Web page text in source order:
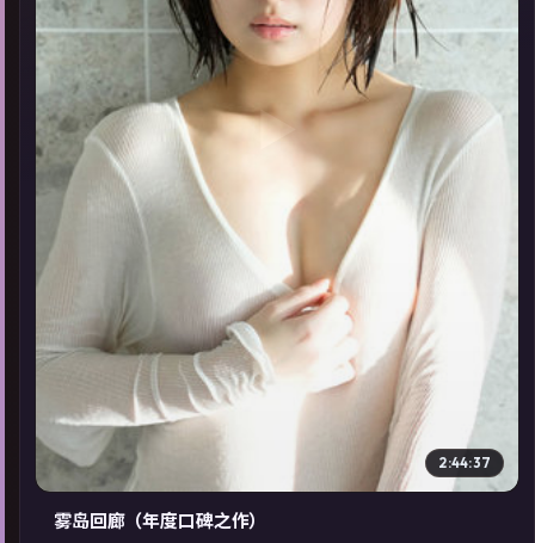
▶
2:44:37
雾岛回廊（年度口碑之作）